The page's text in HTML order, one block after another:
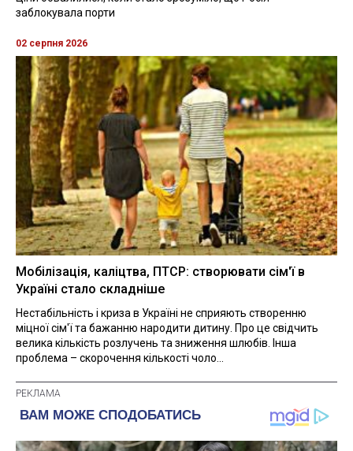
заблокувала порти
02 серпня 2026
Мобілізація, каліцтва, ПТСР: створювати сім'ї в
Україні стало складніше
Нестабільність і криза в Україні не сприяють створенню
міцної сім'ї та бажанню народити дитину. Про це свідчить
велика кількість розлучень та зниження шлюбів. Інша
проблема – скорочення кількості чоло...